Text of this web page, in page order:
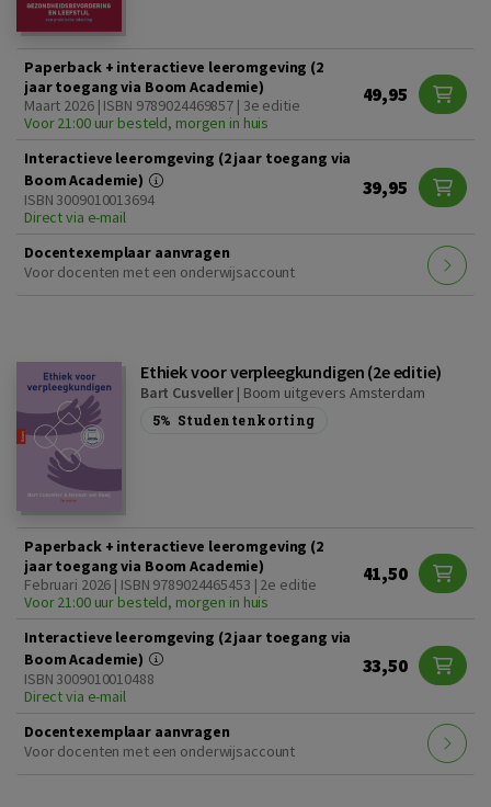
Paperback + interactieve leeromgeving (2
jaar toegang via Boom Academie)
Maart 2026 | ISBN 9789024469857 | 3e editie
Voor 21:00 uur besteld, morgen in huis
49,95
Interactieve leeromgeving (2 jaar toegang via
Boom Academie)
ISBN 3009010013694
Direct via e-mail
39,95
Docentexemplaar aanvragen
Voor docenten met een onderwijsaccount
Ethiek voor verpleegkundigen (2e editie)
Bart Cusveller | Boom uitgevers Amsterdam
5% Studentenkorting
Paperback + interactieve leeromgeving (2
jaar toegang via Boom Academie)
Februari 2026 | ISBN 9789024465453 | 2e editie
Voor 21:00 uur besteld, morgen in huis
41,50
Interactieve leeromgeving (2 jaar toegang via
Boom Academie)
ISBN 3009010010488
Direct via e-mail
33,50
Docentexemplaar aanvragen
Voor docenten met een onderwijsaccount